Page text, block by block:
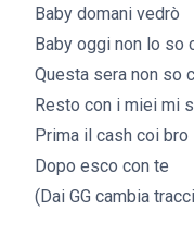
Baby domani vedrò
Baby oggi non lo so
Questa sera non so
Resto con i miei mi
Prima il cash coi bro
Dopo esco con te
(Dai GG cambia